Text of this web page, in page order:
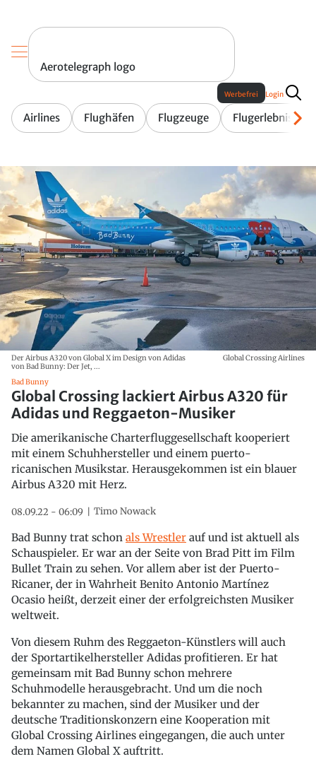
Aerotelegraph logo
Airlines Flughäfen Flugzeuge Flugerlebnis
Werbefrei Login
Der Airbus A320 von Global X im Design von Adidas
von Bad Bunny: Der Jet, ...
Global Crossing Airlines
Bad Bunny
Global Crossing lackiert Airbus A320 für
Adidas und Reggaeton-Musiker
Die amerikanische Charterfluggesellschaft kooperiert
mit einem Schuhhersteller und einem puerto-
ricanischen Musikstar. Herausgekommen ist ein blauer
Airbus A320 mit Herz.
08.09.22 - 06:09 Timo Nowack
Bad Bunny trat schon als Wrestler auf und ist aktuell als
Schauspieler. Er war an der Seite von Brad Pitt im Film
Bullet Train zu sehen. Vor allem aber ist der Puerto-
Ricaner, der in Wahrheit Benito Antonio Martínez
Ocasio heißt, derzeit einer der erfolgreichsten Musiker
weltweit.
Von diesem Ruhm des Reggaeton-Künstlers will auch
der Sportartikelhersteller Adidas profitieren. Er hat
gemeinsam mit Bad Bunny schon mehrere
Schuhmodelle herausgebracht. Und um die noch
bekannter zu machen, sind der Musiker und der
deutsche Traditionskonzern eine Kooperation mit
Global Crossing Airlines eingegangen, die auch unter
dem Namen Global X auftritt.